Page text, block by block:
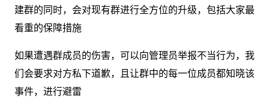
建群的同时，会对现有群进行全方位的升级，包括大家最
看重的保障措施
如果遭遇群成员的伤害，可以向管理员举报不当行为，我
们会要求对方私下道歉，且让群中的每一位成员都知晓该
事件，进行避雷